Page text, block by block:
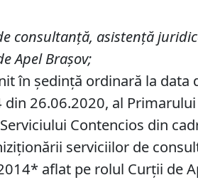
consultanţă, asistenţă
ApelBraşov;
în ședință ordinară la data
26.06.2020, al
Contencios din
serviciilor de
aflat pe rolul Curţii de